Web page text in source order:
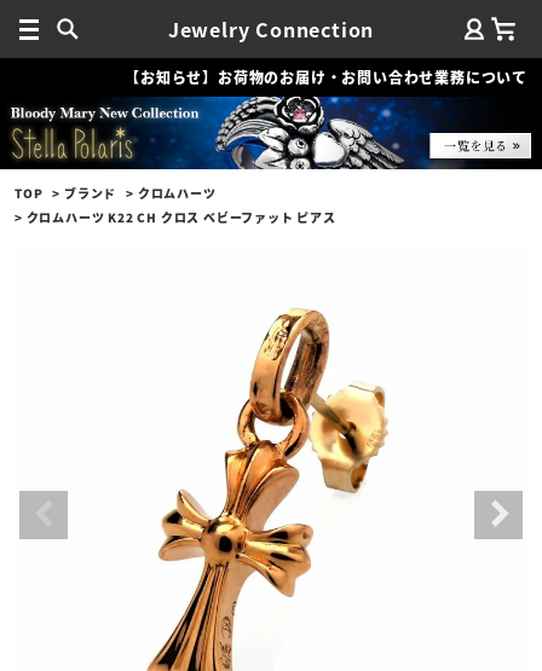
Jewelry Connection
【お知らせ】お荷物のお届け・お問い合わせ業務について
TOP ブランド
クロムハーツ
クロムハーツ K22 CH クロス ベビーファット ピアス